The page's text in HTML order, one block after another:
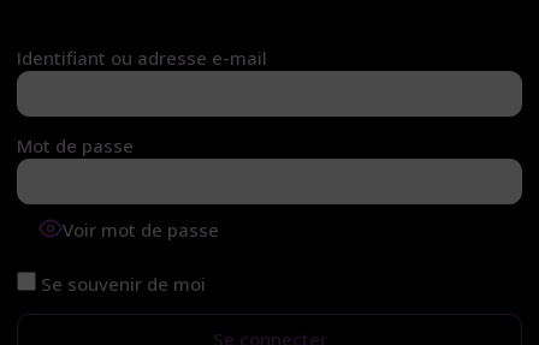
Identifiant ou adresse e-mail
Mot de passe
Voir mot de passe
Se souvenir de moi